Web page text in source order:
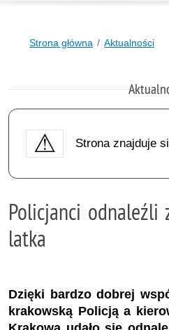
Strona główna Aktualności
Strona znajduje
Policjanci odnaleźli
latka
Dzięki bardzo dobrej
krakowską Policją a